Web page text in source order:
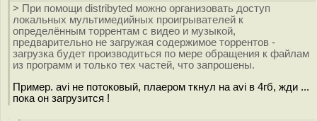
> При помощи distribyted можно организовать доступ
локальных мультимедийных проигрывателей к
определённым торрентам с видео и музыкой,
предварительно не загружая содержимое торрентов -
загрузка будет производиться по мере обращения к файлам
из программ и только тех частей, что запрошены.
Пример. avi не потоковый, плаером ткнул на avi в 4гб, жди ...
пока он загрузится !